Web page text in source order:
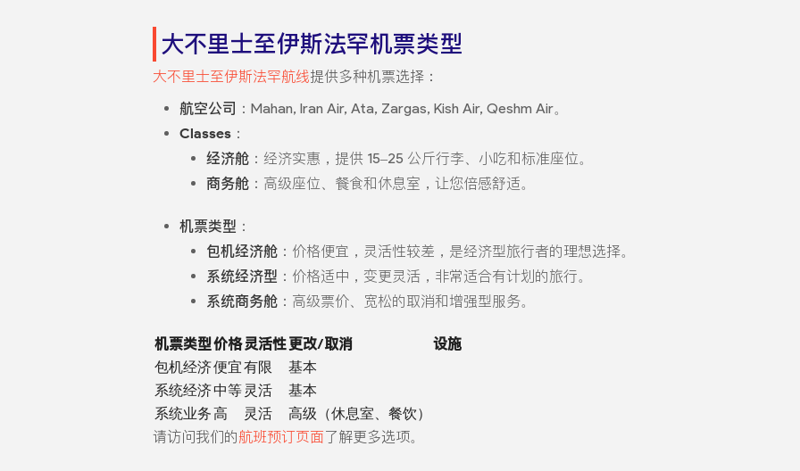
大不里士至伊斯法罕机票类型
大不里士至伊斯法罕航线提供多种机票选择：
航空公司 ：Mahan, Iran Air, Ata, Zargas, Kish Air, Qeshm Air。
Classes ：
经济舱 ：经济实惠，提供 15–25 公斤行李、小吃和标准座位。
商务舱 ：高级座位、餐食和休息室，让您倍感舒适。
机票类型 ：
包机经济舱 ：价格便宜，灵活性较差，是经济型旅行者的理想选择。
系统经济型 ：价格适中，变更灵活，非常适合有计划的旅行。
系统商务舱 ：高级票价、宽松的取消和增强型服务。
机票类型价格灵活性更改/取消
设施
包机经济便宜有限
基本
系统经济中等 灵活
基本
系统业务高 灵活
高级（休息室、餐饮）
请访问我们的航班预订页面了解更多选项。